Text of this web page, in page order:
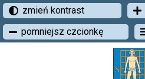
zmień kontrast
pomniejsz czcionkę